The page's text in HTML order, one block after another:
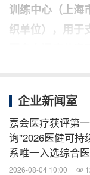
训练中心（上海
织单位），用于
更多自闭症儿
消息来源：嘉会医
企业新闻室
嘉会医疗获评第
询"2026医健可持
系唯一入选综合
2026-08-04 10:00